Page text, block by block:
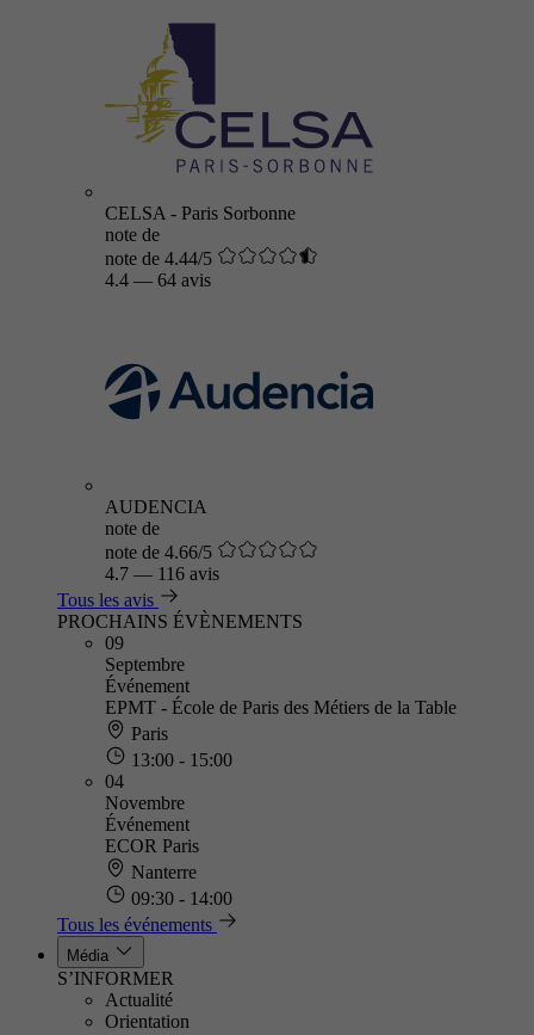
CELSA - Paris Sorbonne
note de
note de 4.44/5
4.4 — 64 avis
AUDENCIA
note de
note de 4.66/5
4.7 — 116 avis
Tous les avis
PROCHAINS ÉVÈNEMENTS
09
Septembre
Événement
EPMT - École de Paris des Métiers de la Table
Paris
13:00 - 15:00
04
Novembre
Événement
ECOR Paris
Nanterre
09:30 - 14:00
Tous les événements
Média
S’INFORMER
Actualité
Orientation